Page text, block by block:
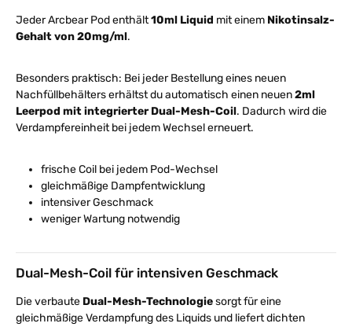
Jeder Arcbear Pod enthält10ml Liquid mit einem Nikotinsalz-
Gehalt von 20mg/ml.
Besonders praktisch: Bei jeder Bestellung eines neuen
Nachfüllbehälters erhältst du automatisch einen neuen2ml
Leerpod mit integrierter Dual-Mesh-Coil. Dadurch wird die
Verdampfereinheit bei jedem Wechsel erneuert.
frische Coil bei jedem Pod-Wechsel
gleichmäßige Dampfentwicklung
intensiver Geschmack
weniger Wartung notwendig
Dual-Mesh-Coil für intensiven Geschmack
Die verbaute Dual-Mesh-Technologiesorgt für eine
gleichmäßige Verdampfung des Liquids und liefert dichten